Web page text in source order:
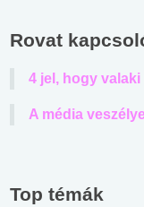
Rovat
4 jel, hogy
A média
Top témák